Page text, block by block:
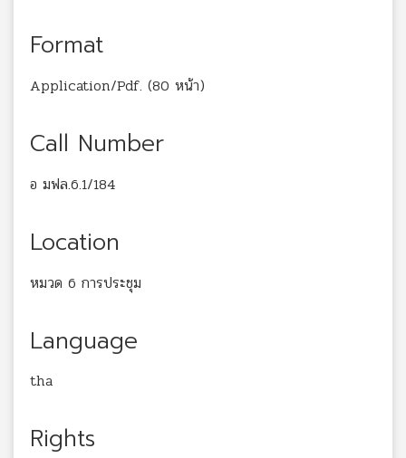
Format
Application/Pdf. (80 หน้า)
Call Number
อ มฟล.6.1/184
Location
หมวด 6 การประชุม
Language
tha
Rights